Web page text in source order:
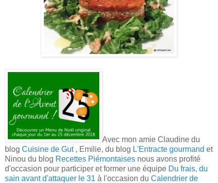
Avec mon amie Claudine du
blog Cuisine de Gut, Emilie, du blog L'Entracte gourmand et
Ninou du blog Recettes Piémontaises nous avons profité
d'occasion pour participer et former une équipe Du frais, du
sain avant d'attaquer le 31 à l'occasion du Calendrier de